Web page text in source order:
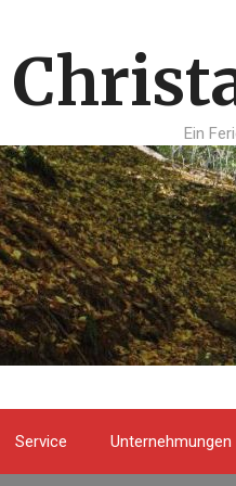
Ein
Service Unternehmungen